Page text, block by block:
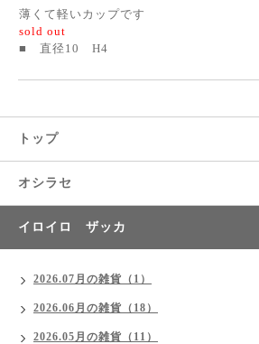
薄くて軽いカップです
sold out
■ 直径10 H4
トップ
オシラセ
イロイロ ザッカ
2026.07月の雑貨（1）
2026.06月の雑貨（18）
2026.05月の雑貨（11）